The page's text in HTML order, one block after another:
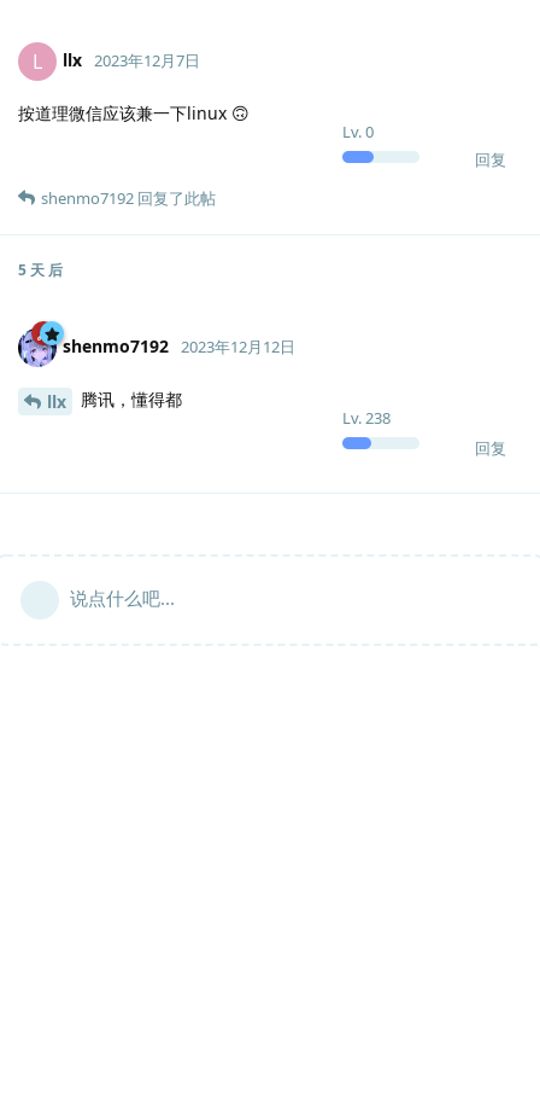
L llx
Lv.0
2023年12月7日
按道理微信应该兼一下linux 🙃
回复
shenmo7192 回复了此帖
5 天 后
shenmo7192
Lv.238
2023年12月12日
llx 腾讯，懂得都
回复
说点什么吧...